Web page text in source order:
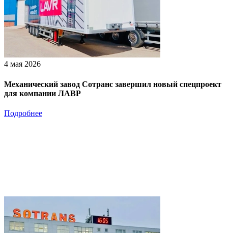
4 мая 2026
Механический завод Сотранс завершил новый спецпроект
для компании ЛАВР
Подробнее